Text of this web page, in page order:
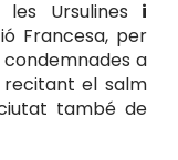
Ursulines i
Francesa, per
a
el salm
també de